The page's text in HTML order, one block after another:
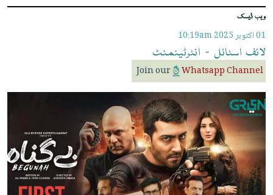
ویب ڈیسک
01 اکتوبر 2025 10:19am
لائف اسٹائل - انٹرٹینمنٹ
Join our Whatsapp Channel